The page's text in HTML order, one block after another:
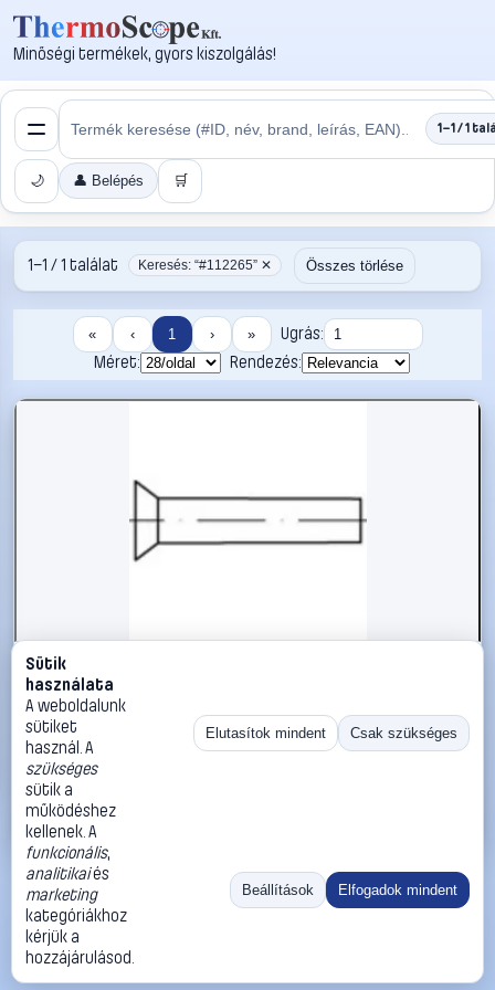
Minőségi termékek, gyors kiszolgálás!
1–1 / 1
🌙 👤 Belépés 🛒
1–1 / 1 találat Keresés: “#112265” ✕ Összes törlése
« ‹ 1 › »
Ugrás:
Méret:
Rendezés:
#112265
TOOLCRAFT 112265 Süllyesztett szegecs (Ø x H) 3 mm x 12
mm Acél 1000 db
TOOLCRAFT Szegecsek
10 990 Ft
Kosárba
«
Ugrás:
Méret:
Rendezés:
©2026
ThermoScope
ÁSZF
Cégbemutató
Sütik
használata
A weboldalunk
sütiket
használ. A
szükséges
sütik a
működéshez
kellenek. A
funkcionális,
analitikaiés
marketing
kategóriákhoz
kérjük a
hozzájárulásod.
Elutasítok mindent Csak szükséges
Beállítások Elfogadok mindent